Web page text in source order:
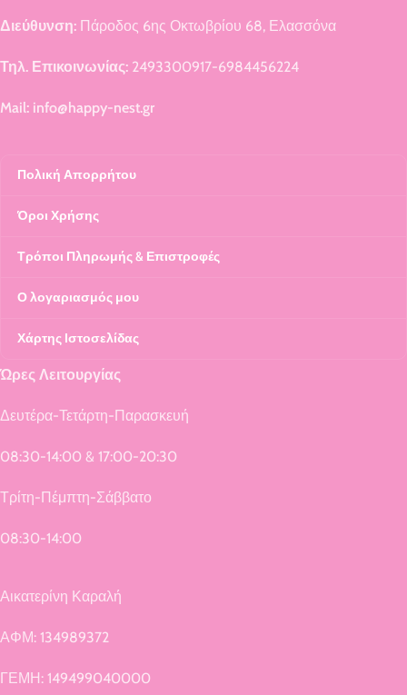
Διεύθυνση: Πάροδος 6ης Οκτωβρίου 68, Ελασσόνα
Τηλ. Επικοινωνίας: 2493300917-6984456224
Mail: info@happy-nest.gr
Πολική Απορρήτου
Όροι Χρήσης
Τρόποι Πληρωμής & Επιστροφές
Ο λογαριασμός μου
Χάρτης Ιστοσελίδας
Ώρες Λειτουργίας
Δευτέρα-Τετάρτη-Παρασκευή
08:30-14:00 & 17:00-20:30
Τρίτη-Πέμπτη-Σάββατο
08:30-14:00
Αικατερίνη Καραλή
ΑΦΜ: 134989372
ΓΕΜΗ: 149499040000